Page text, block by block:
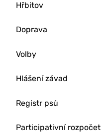
Hřbitov
Doprava
Volby
Hlášení závad
Registr psů
Participativní rozpočet